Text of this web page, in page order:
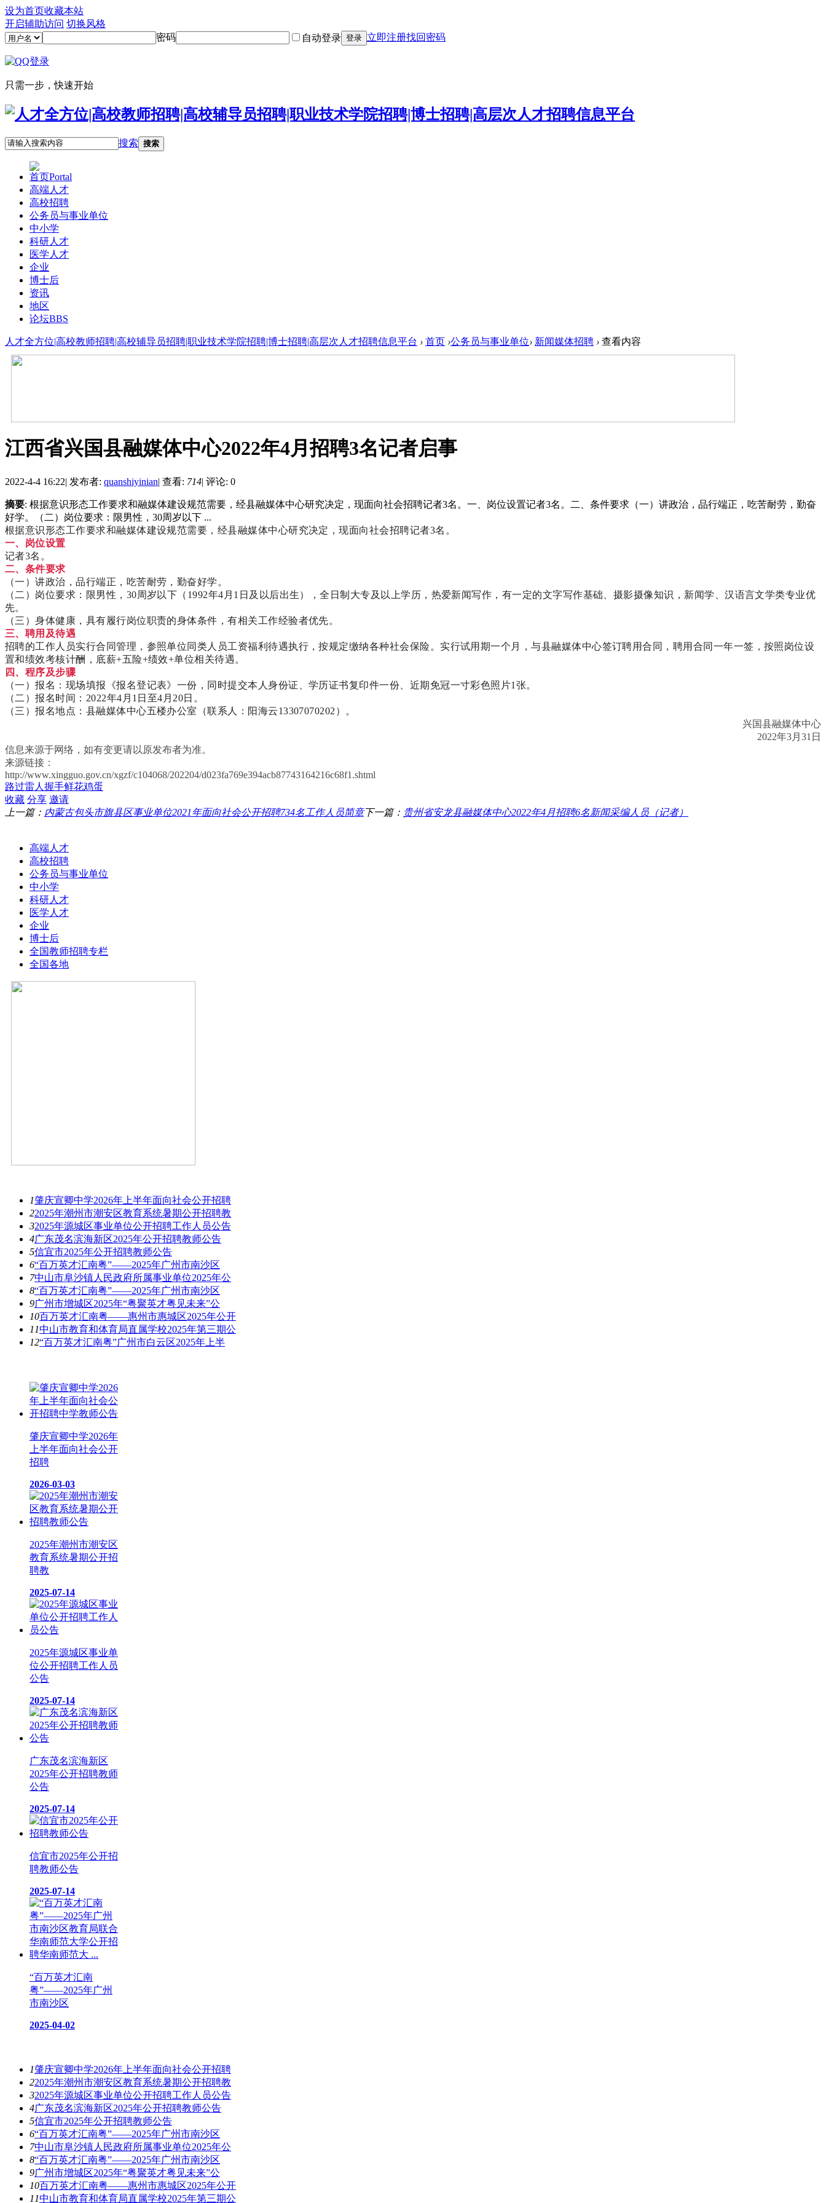
设为首页收藏本站
开启辅助访问 切换风格
密码
自动登录 登录 立即注册找回密码
只需一步，快速开始
搜索 搜索
首页Portal
高端人才
高校招聘
公务员与事业单位
中小学
科研人才
医学人才
企业
博士后
资讯
地区
论坛BBS
人才全方位|高校教师招聘|高校辅导员招聘|职业技术学院招聘|博士招聘|高层次人才招聘信息平台 › 首页 ›公务员与事业单位› 新闻媒体招聘 › 查看内容
江西省兴国县融媒体中心2022年4月招聘3名记者启事
2022-4-4 16:22| 发布者: quanshiyinian| 查看: 714| 评论: 0
摘要: 根据意识形态工作要求和融媒体建设规范需要，经县融媒体中心研究决定，现面向社会招聘记者3名。一、岗位设置记者3名。二、条件要求（一）讲政治，品行端正，吃苦耐劳，勤奋
好学。（二）岗位要求：限男性，30周岁以下 ...
根据意识形态工作要求和融媒体建设规范需要，经县融媒体中心研究决定，现面向社会招聘记者3名。
一、岗位设置
记者3名。
二、条件要求
（一）讲政治，品行端正，吃苦耐劳，勤奋好学。
（二）岗位要求：限男性， 30周岁以下（ 1992年4 月 1 日 及以后出生），全日制大专及以上学历，热爱新闻写作，有一定的文字写作基础、摄影摄像知识，新闻学、汉语言文学类专业优
先。
（三）身体健康，具有履行岗位职责的身体条件，有相关工作经验者优先。
三、聘用及待遇
招聘的工作人员实行合同管理，参照单位同类人员工资福利待遇执行，按规定缴纳各种社会保险。实行试用期一个月，与县融媒体中心签订聘用合同，聘用合同一年一签，按照岗位设
置和绩效考核计酬，底薪+五险+绩效+单位相关待遇。
四、程序及步骤
（一）报名：现场填报《报名登记表》一份，同时提交本人身份证、学历证书复印件一份、近期免冠一寸彩色照片1 张。
（二）报名时间： 2022年4 月 1 日 至4 月 20日 。
（三）报名地点：县融媒体中心五楼办公室（联系人：阳海云13307070202 ）。
兴国县融媒体中心
2022年3月 31 日
信息来源于网络，如有变更请以原发布者为准。
来源链接：
http://www.xingguo.gov.cn/xgzf/c104068/202204/d023fa769e394acb87743164216c68f1.shtml
路过雷人 握手鲜花鸡蛋
收藏 分享 邀请
上一篇： 内蒙古包头市旗县区事业单位2021年面向社会公开招聘734名工作人员简章下一篇： 贵州省安龙县融媒体中心2022年4月招聘6名新闻采编人员（记者）
高端人才
高校招聘
公务员与事业单位
中小学
科研人才
医学人才
企业
博士后
全国教师招聘专栏
全国各地
1肇庆宣卿中学2026年上半年面向社会公开招聘
22025年潮州市潮安区教育系统暑期公开招聘教
32025年源城区事业单位公开招聘工作人员公告
4广东茂名滨海新区2025年公开招聘教师公告
5信宜市2025年公开招聘教师公告
6“百万英才汇南粤”——2025年广州市南沙区
7中山市阜沙镇人民政府所属事业单位2025年公
8“百万英才汇南粤”——2025年广州市南沙区
9广州市增城区2025年“粤聚英才粤见未来”公
10百万英才汇南粤——惠州市惠城区2025年公开
11中山市教育和体育局直属学校2025年第三期公
12“百万英才汇南粤”广州市白云区2025年上半
肇庆宣卿中学2026年
上半年面向社会公开
招聘
2026-03-03
2025年潮州市潮安区
教育系统暑期公开招
聘教
2025-07-14
2025年源城区事业单
位公开招聘工作人员
公告
2025-07-14
广东茂名滨海新区
2025年公开招聘教师
公告
2025-07-14
信宜市2025年公开招
聘教师公告
2025-07-14
“百万英才汇南
粤”——2025年广州
市南沙区
2025-04-02
1肇庆宣卿中学2026年上半年面向社会公开招聘
22025年潮州市潮安区教育系统暑期公开招聘教
32025年源城区事业单位公开招聘工作人员公告
4广东茂名滨海新区2025年公开招聘教师公告
5信宜市2025年公开招聘教师公告
6“百万英才汇南粤”——2025年广州市南沙区
7中山市阜沙镇人民政府所属事业单位2025年公
8“百万英才汇南粤”——2025年广州市南沙区
9广州市增城区2025年“粤聚英才粤见未来”公
10百万英才汇南粤——惠州市惠城区2025年公开
11中山市教育和体育局直属学校2025年第三期公